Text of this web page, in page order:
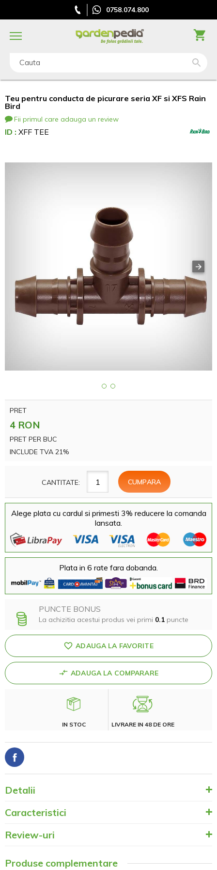
0758.074.800
Cauta
Teu pentru conducta de picurare seria XF si XFS Rain
Bird
Fii primul care adauga un review
ID : XFF TEE
PRET
4 RON
PRET PER BUC
INCLUDE TVA 21%
CANTITATE:
Alege plata cu cardul si primesti 3% reducere la comanda
lansata.
Plata in 6 rate fara dobanda.
PUNCTE BONUS
La achizitia acestui produs vei primi 0.1 puncte
ADAUGA LA FAVORITE
ADAUGA LA COMPARARE
IN STOC LIVRARE IN 48 DE ORE
Detalii
Caracteristici
Review-uri
Produse complementare